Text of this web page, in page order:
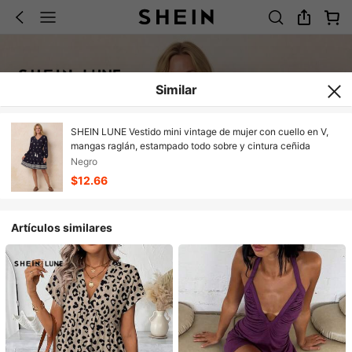
Similar
SHEIN LUNE Vestido mini vintage de mujer con cuello en V,
mangas raglán, estampado todo sobre y cintura ceñida
Negro
$12.66
Artículos similares